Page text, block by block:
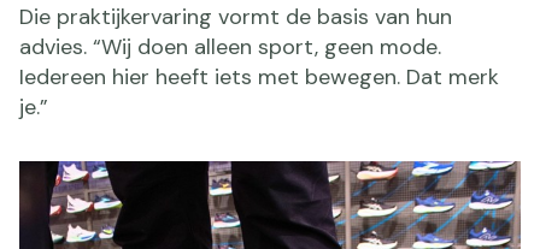
Die praktijkervaring vormt de basis van hun
advies. “Wij doen alleen sport, geen mode.
Iedereen hier heeft iets met bewegen. Dat merk
je.”